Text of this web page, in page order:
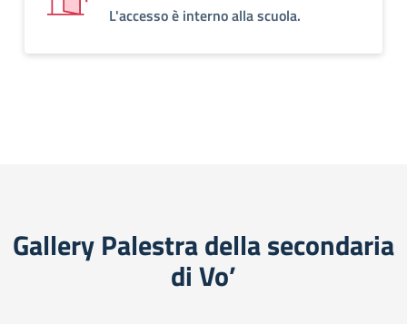
L'accesso è interno alla scuola.
Gallery Palestra della secondaria
di Vo’